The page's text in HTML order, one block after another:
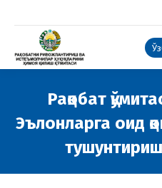
Рақобат
Эълонларга оид